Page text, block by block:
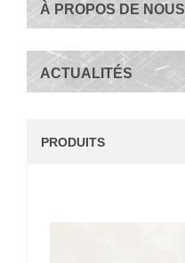
À PROPOS DE NOUS
ACTUALITÉS
PRODUITS